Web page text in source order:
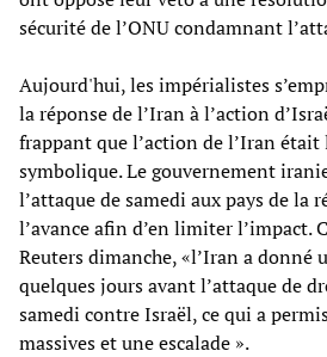
sécurité de l’ONU condamnant
Aujourd'hui, les impérialistes
la réponse de l’Iran à l’action
frappant que l’action de l’Iran
symbolique. Le gouvernement
l’attaque de samedi aux pays de la
l’avance afin d’en limiter l’impact.
Reuters dimanche, «l’Iran a donné
quelques jours avant l’attaque de
samedi contre Israël, ce qui a
massives et une escalade ».